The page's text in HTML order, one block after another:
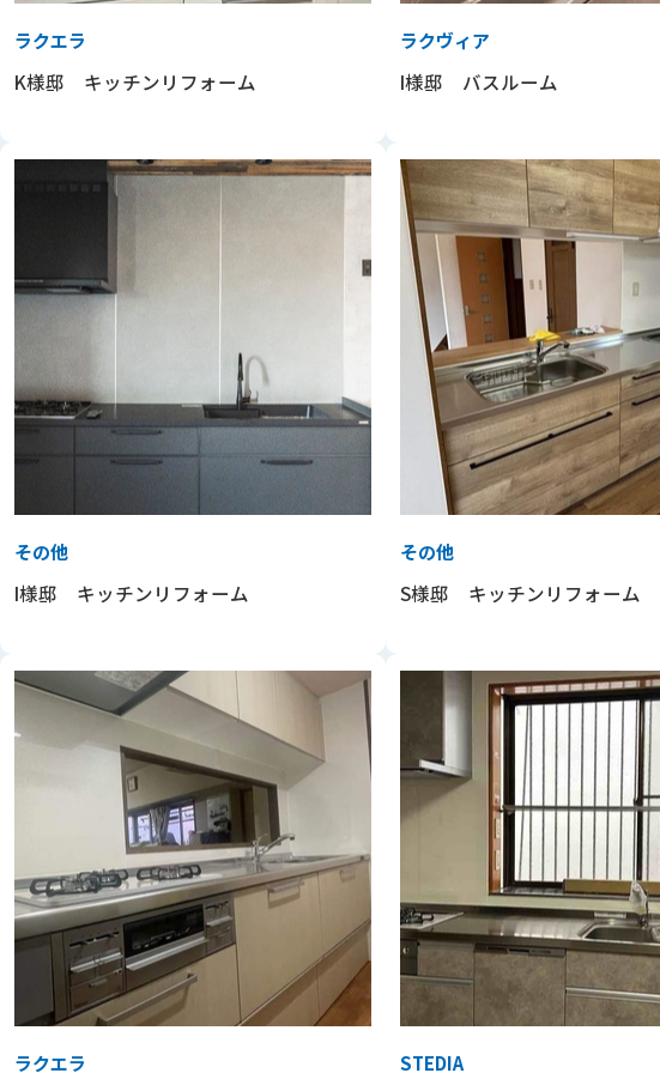
ラクエラ
K様邸 キッチンリフォーム
ラクヴィア
I様邸 バスルーム
その他
I様邸 キッチンリフォーム
その他
S様邸 キッチンリフォーム
ラクエラ STEDIA